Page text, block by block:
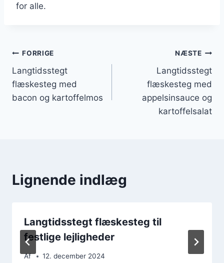
for alle.
Indlægsnavigation
FORRIGE
Langtidsstegt
flæskesteg med
bacon og kartoffelmos
NÆSTE
Langtidsstegt
flæskesteg med
appelsinsauce og
kartoffelsalat
Lignende indlæg
Langtidsstegt flæskesteg til
festlige lejligheder
Af 12. december 2024